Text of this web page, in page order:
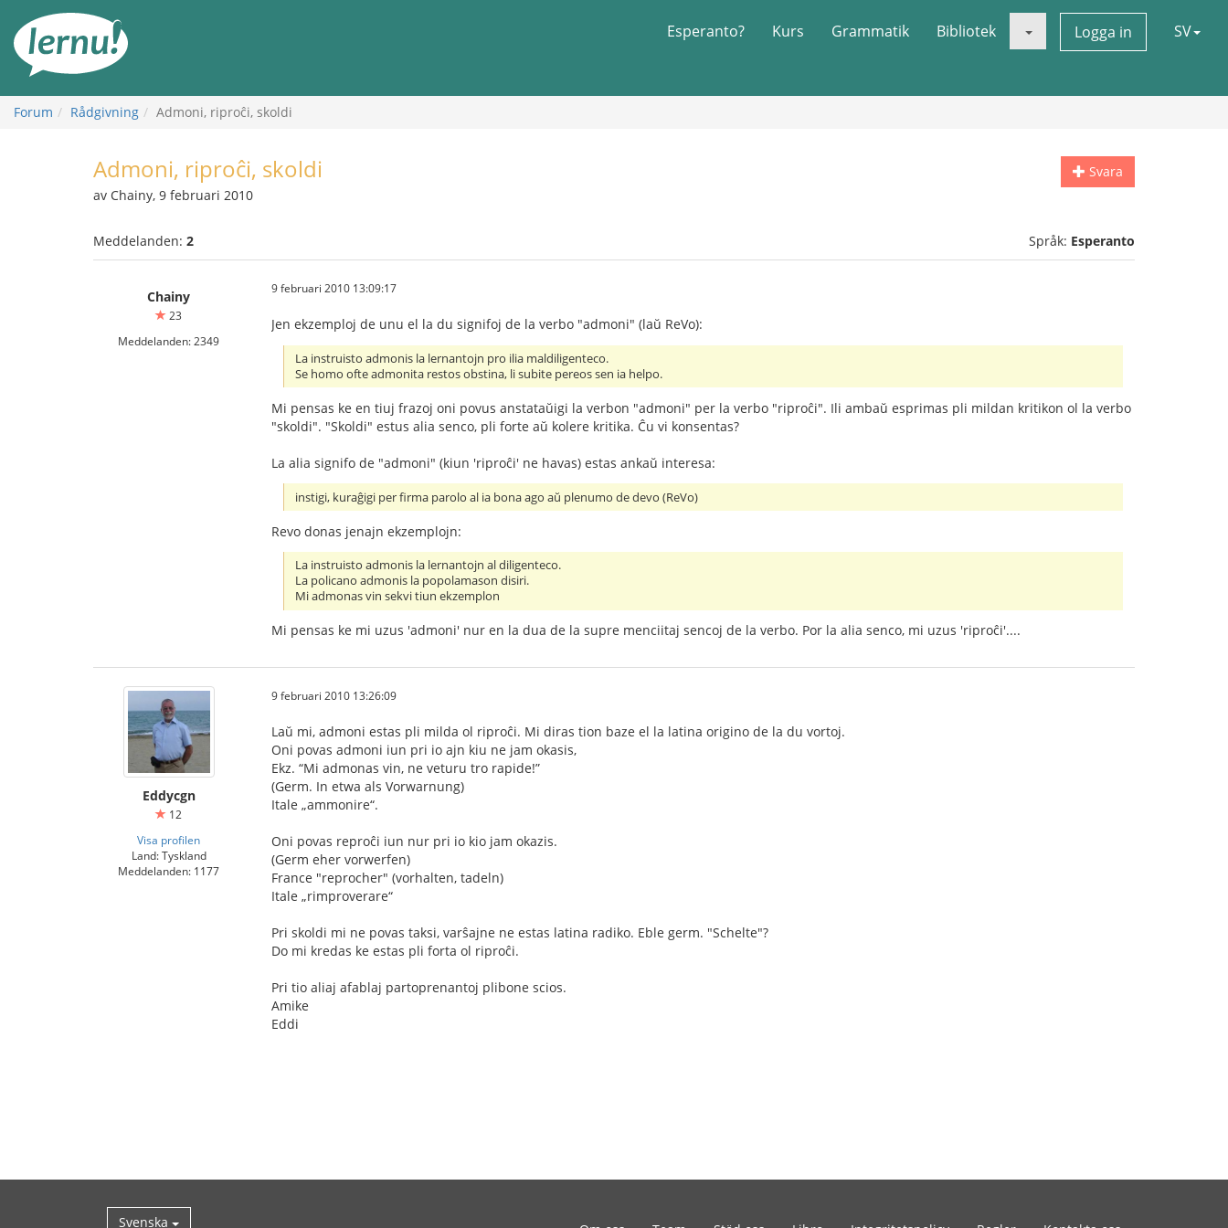
sidans
innehåll
Esperanto? Kurs Grammatik Bibliotek Logga in SV
Forum Rådgivning Admoni, riproĉi, skoldi
Svara
Admoni, riproĉi, skoldi
av Chainy, 9 februari 2010
Meddelanden: 2 Språk: Esperanto
Chainy
23
Meddelanden: 2349
9 februari 2010 13:09:17
Jen ekzemploj de unu el la du signifoj de la verbo "admoni" (laŭ ReVo):
La instruisto admonis la lernantojn pro ilia maldiligenteco.
Se homo ofte admonita restos obstina, li subite pereos sen ia helpo.
Mi pensas ke en tiuj frazoj oni povus anstataŭigi la verbon "admoni" per la verbo "riproĉi". Ili ambaŭ esprimas pli mildan kritikon ol la verbo
"skoldi". "Skoldi" estus alia senco, pli forte aŭ kolere kritika. Ĉu vi konsentas?
La alia signifo de "admoni" (kiun 'riproĉi' ne havas) estas ankaŭ interesa:
instigi, kuraĝigi per firma parolo al ia bona ago aŭ plenumo de devo (ReVo)
Revo donas jenajn ekzemplojn:
La instruisto admonis la lernantojn al diligenteco.
La policano admonis la popolamason disiri.
Mi admonas vin sekvi tiun ekzemplon
Mi pensas ke mi uzus 'admoni' nur en la dua de la supre menciitaj sencoj de la verbo. Por la alia senco, mi uzus 'riproĉi'....
Eddycgn
12
Visa profilen
Land: Tyskland
Meddelanden: 1177
9 februari 2010 13:26:09
Laŭ mi, admoni estas pli milda ol riproĉi. Mi diras tion baze el la latina origino de la du vortoj.
Oni povas admoni iun pri io ajn kiu ne jam okasis,
Ekz. “Mi admonas vin, ne veturu tro rapide!”
(Germ. In etwa als Vorwarnung)
Itale „ammonire“.
Oni povas reproĉi iun nur pri io kio jam okazis.
(Germ eher vorwerfen)
France "reprocher" (vorhalten, tadeln)
Itale „rimproverare“
Pri skoldi mi ne povas taksi, varŝajne ne estas latina radiko. Eble germ. "Schelte"?
Do mi kredas ke estas pli forta ol riproĉi.
Pri tio aliaj afablaj partoprenantoj plibone scios.
Amike
Eddi
Svenska